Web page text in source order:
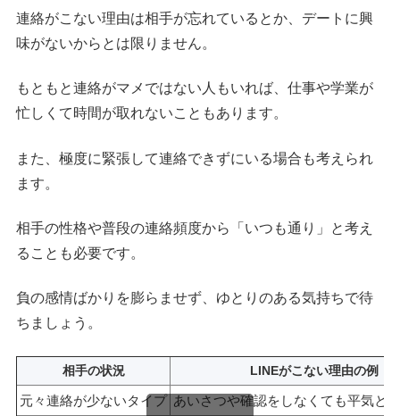
連絡がこない理由は相手が忘れているとか、デートに興
味がないからとは限りません。
もともと連絡がマメではない人もいれば、仕事や学業が
忙しくて時間が取れないこともあります。
また、極度に緊張して連絡できずにいる場合も考えられ
ます。
相手の性格や普段の連絡頻度から「いつも通り」と考え
ることも必要です。
負の感情ばかりを膨らませず、ゆとりのある気持ちで待
ちましょう。
相手の状況 LINEがこない理由の例
元々連絡が少ないタイプ あいさつや確認をしなくても平気と